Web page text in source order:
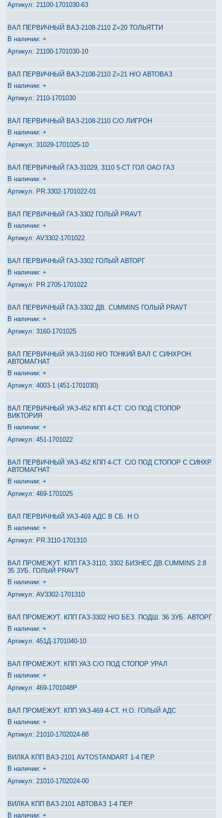
21100-1701030-63
ВАЛ ПЕРВИЧНЫЙ ВАЗ-2108-2110 Z=20 ТОЛЬЯТТИ
+
21100-1701030-10
ВАЛ ПЕРВИЧНЫЙ ВАЗ-2108-2110 Z=21 Н/О АВТОВАЗ
+
2110-1701030
ВАЛ ПЕРВИЧНЫЙ ВАЗ-2108-2110 С/О ЛИГРОН
+
31029-1701025-10
ВАЛ ПЕРВИЧНЫЙ ГАЗ-31029, 3110 5-СТ ГОЛ ОАО ГАЗ
+
РR.3302-1701022-01
ВАЛ ПЕРВИЧНЫЙ ГАЗ-3302 ГОЛЫЙ PRAVT
+
AV3302-1701022
ВАЛ ПЕРВИЧНЫЙ ГАЗ-3302 ГОЛЫЙ АВТОРГ
+
PR.2705-1701022
ВАЛ ПЕРВИЧНЫЙ ГАЗ-3302 ДВ. CUMMINS ГОЛЫЙ PRAVT
+
3160-1701025
ВАЛ ПЕРВИЧНЫЙ УАЗ-3160 Н/О ТОНКИЙ ВАЛ С СИНХРОН.
АВТОМАГНАТ
+
4003-1 (451-1701030)
ВАЛ ПЕРВИЧНЫЙ УАЗ-452 КПП 4-СТ. С/О ПОД СТОПОР
ВИКТОРИЯ
+
451-1701022
ВАЛ ПЕРВИЧНЫЙ УАЗ-452 КПП 4-СТ. С/О ПОД СТОПОР С СИНХР.
АВТОМАГНАТ
+
469-1701025
ВАЛ ПЕРВИЧНЫЙ УАЗ-469 АДС В СБ. Н.О
+
PR.3110-1701310
ВАЛ ПРОМЕЖУТ. КПП ГАЗ-3110, 3302 БИЗНЕС ДВ.CUMMINS 2.8
35 ЗУБ. ГОЛЫЙ PRAVT
+
AV3302-1701310
ВАЛ ПРОМЕЖУТ. КПП ГАЗ-3302 Н/О БЕЗ. ПОДШ. 36 ЗУБ. АВТОРГ
+
451Д-1701040-10
ВАЛ ПРОМЕЖУТ. КПП УАЗ С/О ПОД СТОПОР УРАЛ
+
469-1701048Р
ВАЛ ПРОМЕЖУТ. КПП УАЗ-469 4-СТ. Н.О. ГОЛЫЙ АДС
+
21010-1702024-88
ВИЛКА КПП ВАЗ-2101 AVTOSTANDART 1-4 ПЕР.
+
21010-1702024-00
ВИЛКА КПП ВАЗ-2101 АВТОВАЗ 1-4 ПЕР.
+